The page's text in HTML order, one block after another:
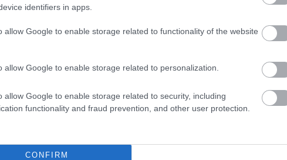
identifiers in apps.
allow Google to enable storage related to functionality of the website
allow Google to enable storage related to personalization.
allow Google to enable storage related to security, including
functionality and fraud prevention, and other user protection.
CONFIRM
megismételhetetlen örömteli pillanatokért, amiket
Club Caprino Bergamascót. Schumacher 2000-
vb-címet a maranellói alakulatnak, amelyet még
versenyző összesen 11 évet töltött a
a Ferrari történetének legsikeresebb versenyzője.